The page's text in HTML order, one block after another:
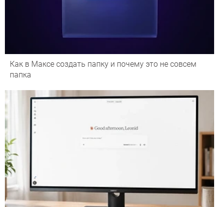
Как в Максе создать папку и почему это не совсем
папка